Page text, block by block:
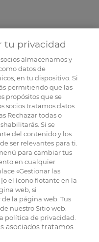
tu privacidad
socios almacenamos y
datos de
en tu dispositivo. Si
permitiendo que las
propósitos que se
socios tratamos datos
Rechazar todas o
Si se
del contenido y los
ser relevantes para ti.
para cambiar tus
en cualquier
«Gestionar las
el ícono flotante en la
web, si
la página web. Tus
nuestro Sitio web.
política de privacidad.
asociados tratamos